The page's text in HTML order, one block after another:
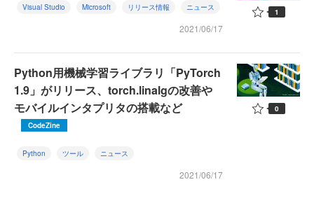
Visual Studio Microsoft リリース情報 ニュース
2021/06/17
1
Python用機械学習ライブラリ「PyTorch
1.9」がリリース、torch.linalgの改善や
モバイルインタプリタの搭載など
CodeZine
Python ツール ニュース
2021/06/17
0